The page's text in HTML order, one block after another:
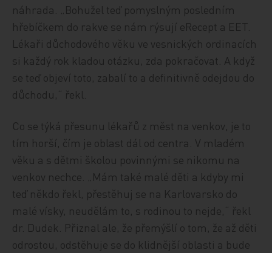
náhrada. „Bohužel teď pomyslným posledním
hřebíčkem do rakve se nám rýsují eRecept a EET.
Lékaři důchodového věku ve vesnických ordinacích
si každý rok kladou otázku, zda pokračovat. A když
se teď objeví toto, zabalí to a definitivně odejdou do
důchodu,“ řekl.
Co se týká přesunu lékařů z měst na venkov, je to
tím horší, čím je oblast dál od centra. V mladém
věku a s dětmi školou povinnými se nikomu na
venkov nechce. „Mám také malé děti a kdyby mi
teď někdo řekl, přestěhuj se na Karlovarsko do
malé vísky, neudělám to, s rodinou to nejde,“ řekl
dr. Dudek. Přiznal ale, že přemýšlí o tom, že až děti
odrostou, odstěhuje se do klidnější oblasti a bude